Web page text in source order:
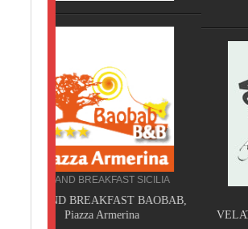
SERVIZI TOSCANA
VELATHRI TOUR, Casciana Terme